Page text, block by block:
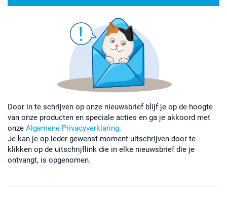
Door in te schrijven op onze nieuwsbrief blijf je op de hoogte
van onze producten en speciale acties en ga je akkoord met
onze Algemene Privacyverklaring.
Je kan je op ieder gewenst moment uitschrijven door te
klikken op de uitschrijflink die in elke nieuwsbrief die je
ontvangt, is opgenomen.